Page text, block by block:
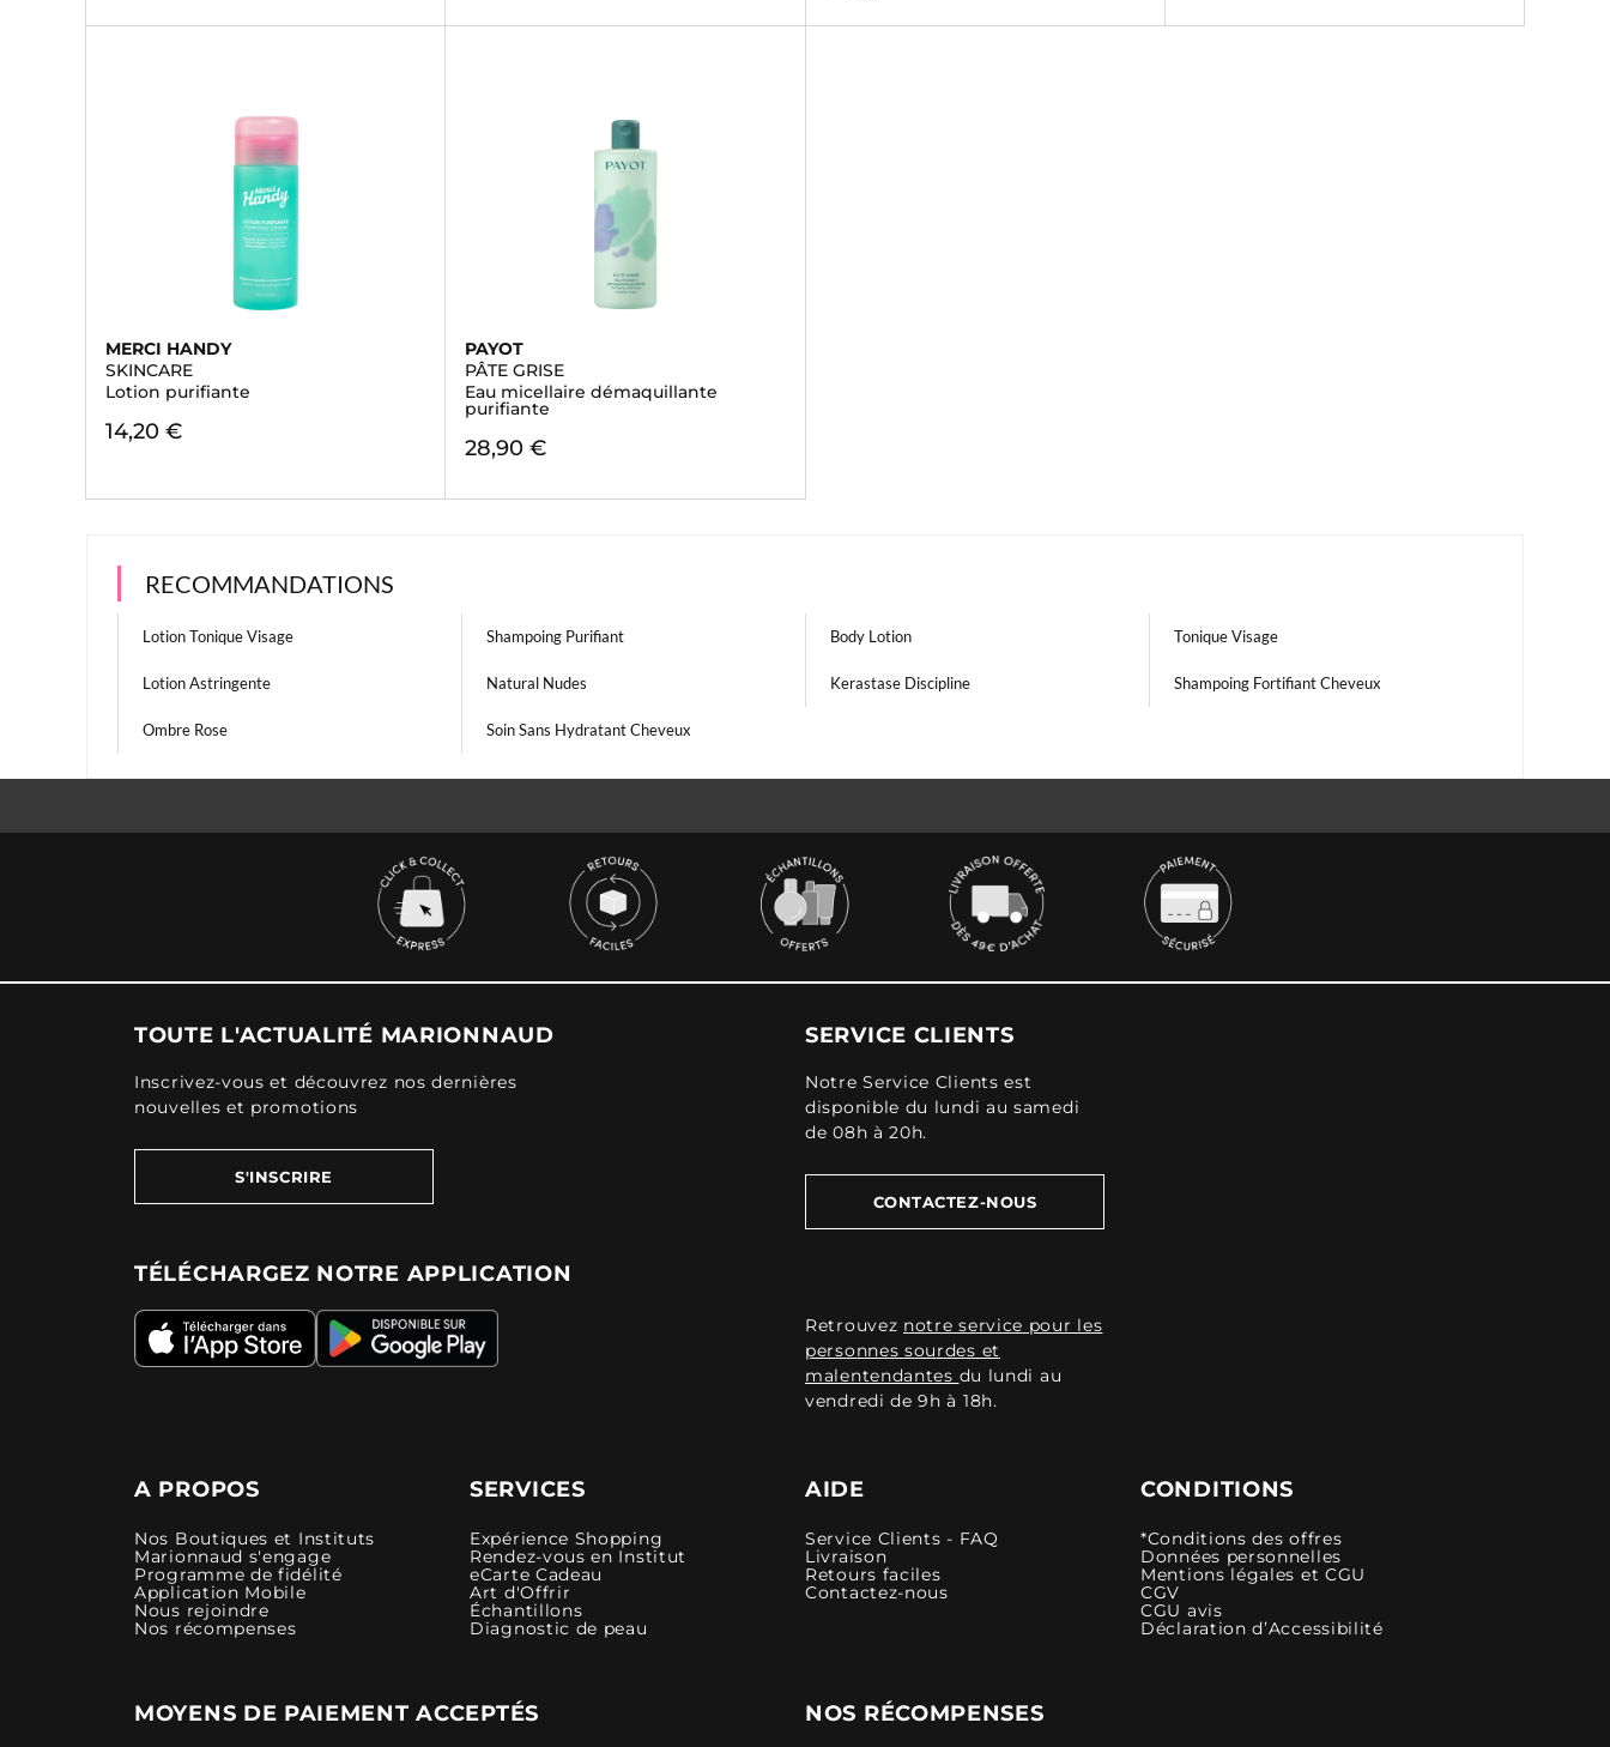
MERCI HANDY
SKINCARE
Lotion purifiante
14,20 €
PAYOT
PÂTE GRISE
Eau micellaire démaquillante
purifiante
28,90 €
RECOMMANDATIONS
Lotion Tonique Visage Shampoing Purifiant Body Lotion Tonique Visage
Lotion Astringente Natural Nudes Kerastase Discipline Shampoing Fortifiant Cheveux
Ombre Rose Soin Sans Hydratant Cheveux
TOUTE L'ACTUALITÉ MARIONNAUD
Inscrivez-vous et découvrez nos dernières
nouvelles et promotions
S'INSCRIRE
TÉLÉCHARGEZ NOTRE APPLICATION
SERVICE CLIENTS
Notre Service Clients est
disponible du lundi au samedi
de 08h à 20h.
CONTACTEZ-NOUS
Retrouvez notre service pour les
personnes sourdes et
malentendantes du lundi au
vendredi de 9h à 18h.
A PROPOS
Nos Boutiques et Instituts
Marionnaud s'engage
Programme de fidélité
Application Mobile
Nous rejoindre
Nos récompenses
SERVICES
Expérience Shopping
Rendez-vous en Institut
eCarte Cadeau
Art d'Offrir
Échantillons
Diagnostic de peau
AIDE
Service Clients - FAQ
Livraison
Retours faciles
Contactez-nous
CONDITIONS
*Conditions des offres
Données personnelles
Mentions légales et CGU
CGV
CGU avis
Déclaration d’Accessibilité
MOYENS DE PAIEMENT ACCEPTÉS NOS RÉCOMPENSES